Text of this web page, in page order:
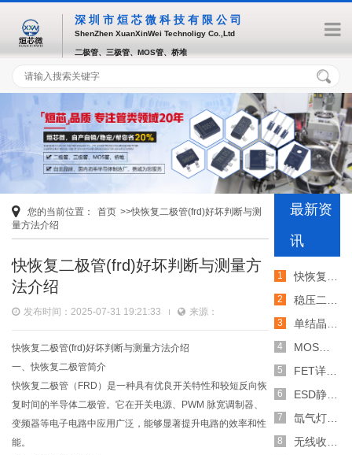
深圳市烜芯微科技有限公司
ShenZhen XuanXinWei Technoligy Co.,Ltd
二极管、三极管、MOS管、桥堆
您的当前位置： 首页 >>快恢复二极管(frd)好坏判断与测
量方法介绍
快恢复二极管(frd)好坏判断与测量方
法介绍
发布时间：2025-07-31 19:21:33 来源：
快恢复二极管(frd)好坏判断与测量方法介绍
一、快恢复二极管简介
快恢复二极管（FRD）是一种具有优良开关特性和较短反向恢
复时间的半导体二极管。它在开关电源、PWM 脉宽调制器、
变频器等电子电路中应用广泛，能够显著提升电路的效率和性
能。
最新资
讯
快恢复二极管(frd)好坏判断与测量方法介绍
稳压二极管(zener diode)的原理与工作状态介绍
单结晶体管(ujt)的工作原理,结构特性介绍
MOS管开启电压定义,mos管开启电压一般是多少
FET详解,MOSFET结构原理与场效应管作用介绍
ESD静电防护标准,ESD测试标准与方法介绍
氙气灯安定器电路原理与作用介绍
无线收发电路图,电路原理分析